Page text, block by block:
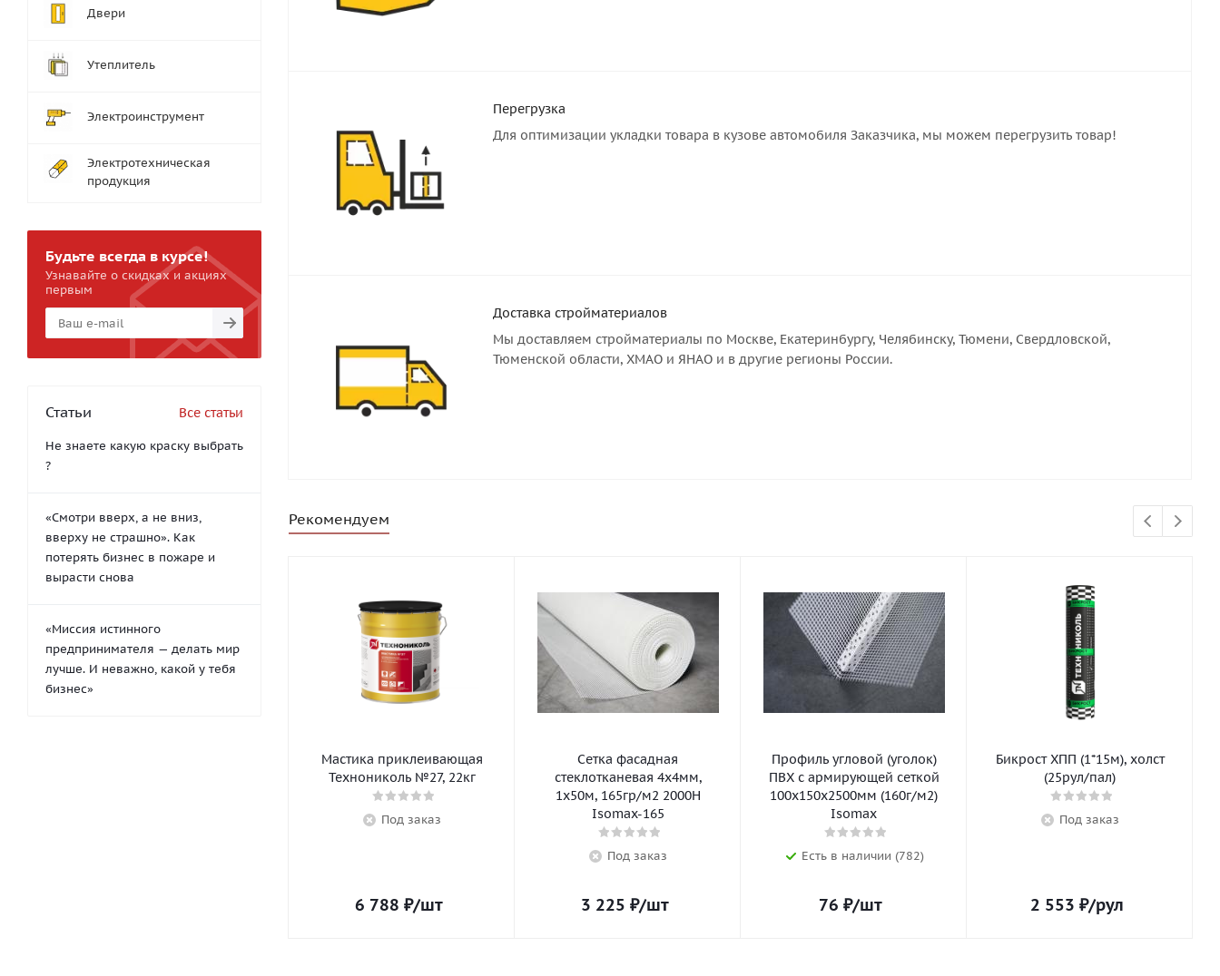
Перегрузка
Для оптимизации укладки товара в кузове автомобиля Заказчика, мы можем перегрузить товар!
Доставка стройматериалов
Мы доставляем стройматериалы по Москве, Екатеринбургу, Челябинску, Тюмени, Свердловской,
Тюменской области, ХМАО и ЯНАО и в другие регионы России.
Рекомендуем
Мастика приклеивающая
Технониколь №27, 22кг
Под заказ
6 788 ₽/шт
Сетка фасадная
стеклотканевая 4х4мм,
1х50м, 165гр/м2 2000Н
Isomax-165
Под заказ
3 225 ₽/шт
Профиль угловой (уголок)
ПВХ с армирующей сеткой
100х150х2500мм (160г/м2)
Isomax
Есть в наличии (782)
76 ₽/шт
Бикрост ХПП (1*15м), холст
(25рул/пал)
Под заказ
2 553 ₽/рул
Двери
Утеплитель
Электроинструмент
Электротехническая
продукция
Будьте всегда в курсе!
Узнавайте о скидках и акциях
первым
Статьи Все статьи
Не знаете какую краску выбрать
?
«Смотри вверх, а не вниз,
вверху не страшно». Как
потерять бизнес в пожаре и
вырасти снова
«Миссия истинного
предпринимателя — делать мир
лучше. И неважно, какой у тебя
бизнес»